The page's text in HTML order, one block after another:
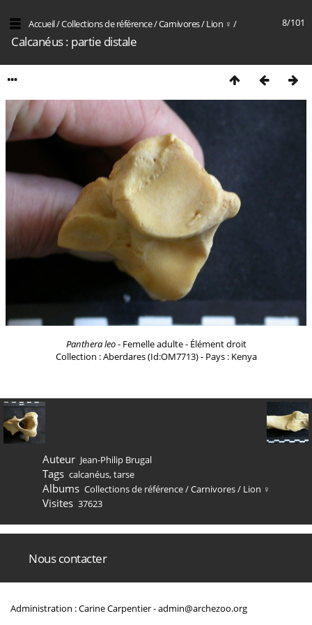
8/101
Accueil/Collections de référence/Carnivores/Lion ♀ /
Calcanéus : partie distale
Panthera leo- Femelle adulte - Élément droit
Collection : Aberdares (Id:OM7713) - Pays : Kenya
Auteur Jean-Philip Brugal
Tags calcanéus,tarse
Albums Collections de référence/Carnivores/ Lion ♀
Visites 37623
Nous contacter
Administration : Carine Carpentier -admin@archezoo.org